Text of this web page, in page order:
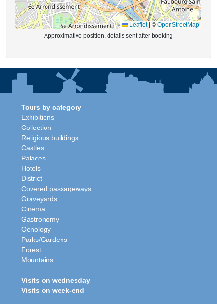
Leaflet ©OpenStreetMap
Approximative position, details sent after booking
Tours by category
Exhibitions
Collection
Religious buildings
Castles
Palaces
Hotels
District
Covered passageways
Graveyards
Cinema
Gastronomy
Oenology
Parks/Gardens
Forest
Mountains
Visits on wednesday
Visits on week-end